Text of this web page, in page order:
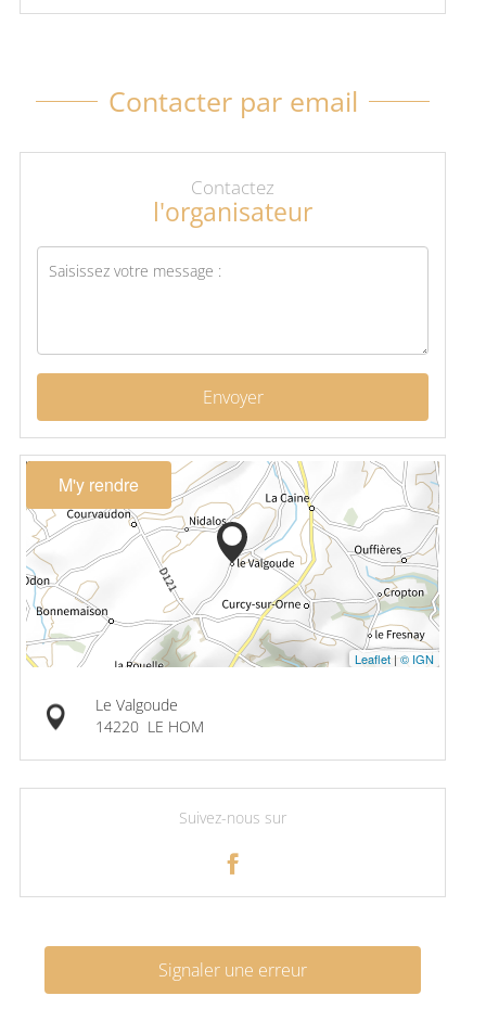
Contacter par email
Contactez
l'organisateur
Envoyer
M'y rendre
Leaflet |© IGN
Le Valgoude
14220 LE HOM
Suivez-nous sur
Signaler une erreur